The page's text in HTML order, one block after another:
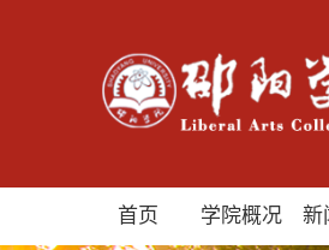
首页 学院概况 新